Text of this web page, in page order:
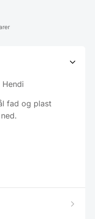
fad og plast